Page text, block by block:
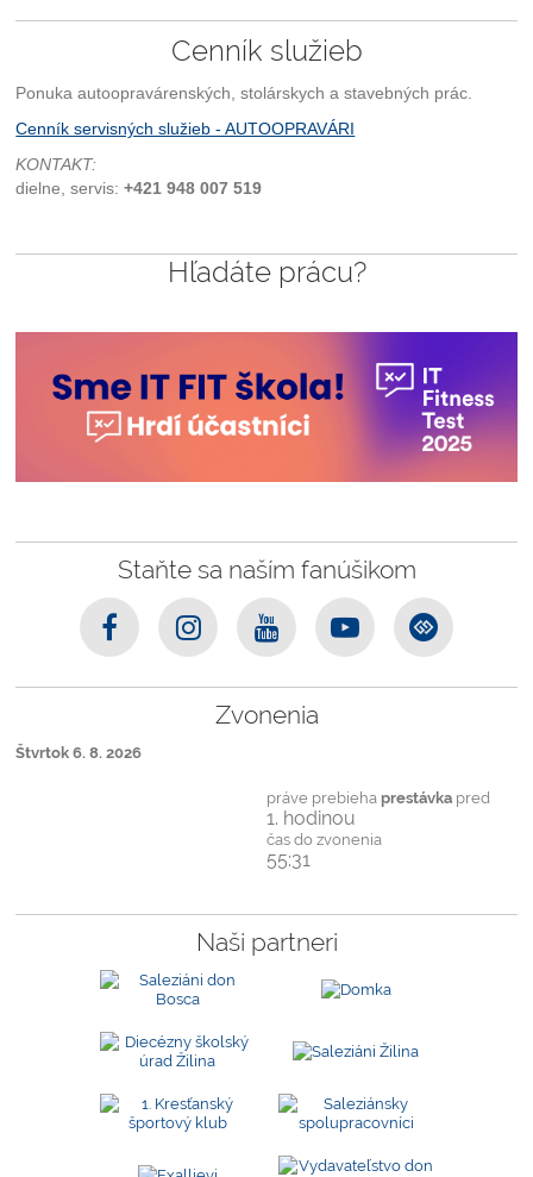
Cenník služieb
Ponuka autoopravárenských, stolárskych a stavebných prác.
Cenník servisných služieb - AUTOOPRAVÁRI
KONTAKT:
dielne, servis:+421 948 007 519
Hľadáte prácu?
Staňte sa naším fanúšikom
Zvonenia
Štvrtok 6. 8. 2026
práve prebieha prestávka pred
1. hodinou
čas do zvonenia
55:31
Naši partneri